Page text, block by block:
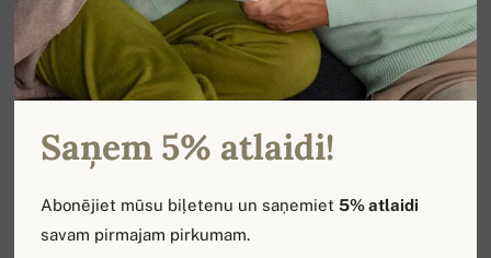
Saņem 5% atlaidi!
Abonējiet mūsu biļetenu un saņemiet5% atlaidi
savam pirmajam pirkumam.